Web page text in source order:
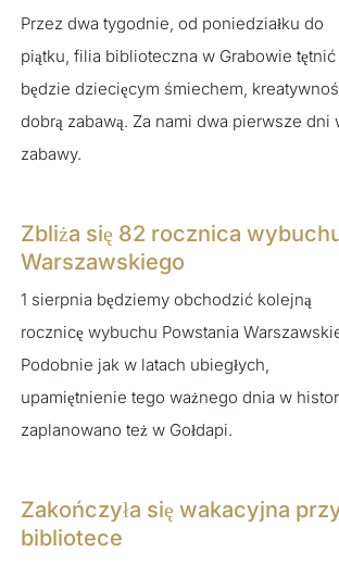
Przez dwa tygodnie, od poniedziałku do
piątku, filia biblioteczna w Grabowie tętnić
będzie dziecięcym śmiechem,
dobrą zabawą. Za nami dwa pierwsze dni
zabawy.
Zbliża się 82 rocznica
Warszawskiego
1 sierpnia będziemy obchodzić kolejną
rocznicę wybuchu Powstania
Podobnie jak w latach ubiegłych,
upamiętnienie tego ważnego dnia w
zaplanowano też w Gołdapi.
Zakończyła się wakacyjna
bibliotece